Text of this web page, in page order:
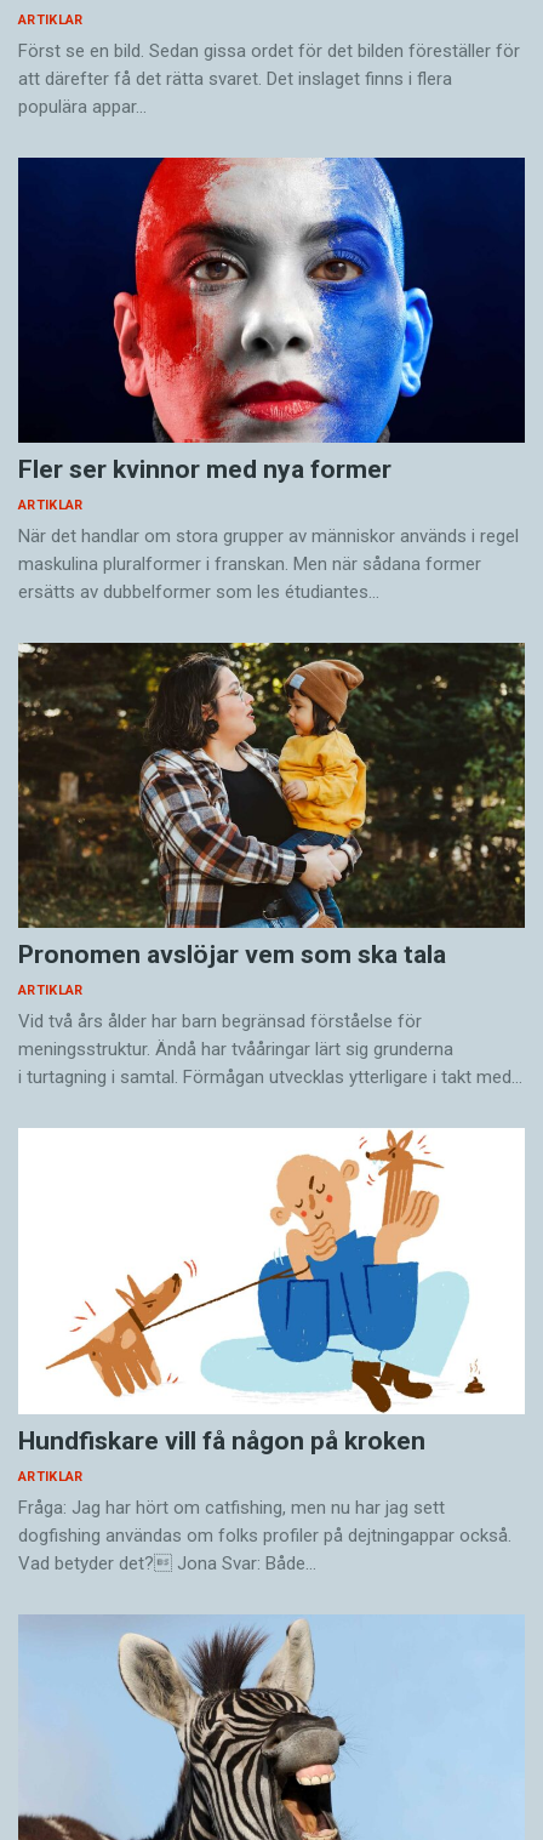
ARTIKLAR
Först se en bild. Sedan gissa ordet för det bilden föreställer för
att därefter få det rätta svaret. Det inslaget finns i flera
populära appar…
Fler ser kvinnor med nya former
ARTIKLAR
När det handlar om stora grupper av människor används i regel
maskulina pluralformer i franskan. Men när sådana ­former
ersätts av dubbel­former som les étudiantes…
Pronomen avslöjar vem som ska tala
ARTIKLAR
Vid två års ålder har barn begränsad förståelse för
meningsstruktur. Ändå har tvååringar lärt sig grunderna
i turtagning i samtal. Förmågan utvecklas ytterligare i takt med…
Hundfiskare vill få någon på kroken
ARTIKLAR
Fråga: Jag har hört om catfishing, men nu har jag sett
dogfishing användas om folks profiler på dejtningappar också.
Vad betyder det? Jona Svar: Både…